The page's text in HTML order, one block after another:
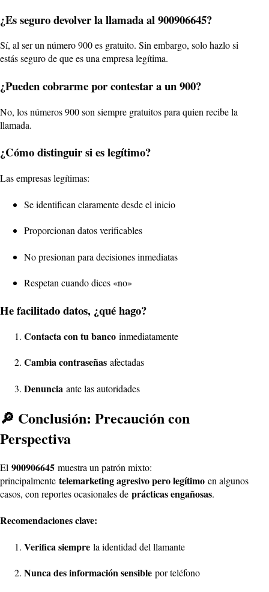
¿Es seguro devolver la llamada al 900906645?
Sí, al ser un número 900 es gratuito. Sin embargo, solo hazlo si
estás seguro de que es una empresa legítima.
¿Pueden cobrarme por contestar a un 900?
No, los números 900 son siempre gratuitos para quien recibe la
llamada.
¿Cómo distinguir si es legítimo?
Las empresas legítimas:
Se identifican claramente desde el inicio
Proporcionan datos verificables
No presionan para decisiones inmediatas
Respetan cuando dices «no»
He facilitado datos, ¿qué hago?
Contacta con tu banco inmediatamente
Cambia contraseñas afectadas
Denuncia ante las autoridades
🔎 Conclusión: Precaución con
Perspectiva
El 900906645 muestra un patrón mixto:
principalmente telemarketing agresivo pero legítimo en algunos
casos, con reportes ocasionales de prácticas engañosas.
Recomendaciones clave:
Verifica siempre la identidad del llamante
Nunca des información sensible por teléfono